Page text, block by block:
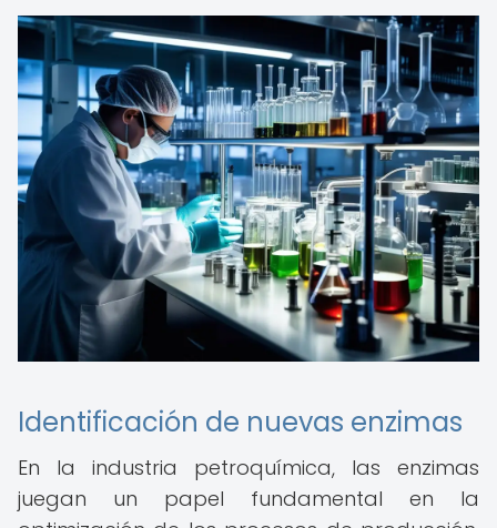
Identificación de nuevas enzimas
En la industria petroquímica, las enzimas
juegan un papel fundamental en la